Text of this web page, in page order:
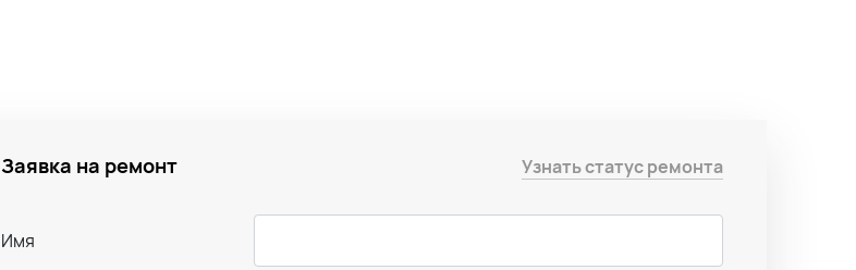
Заявка на ремонт Узнать статус ремонта
Имя